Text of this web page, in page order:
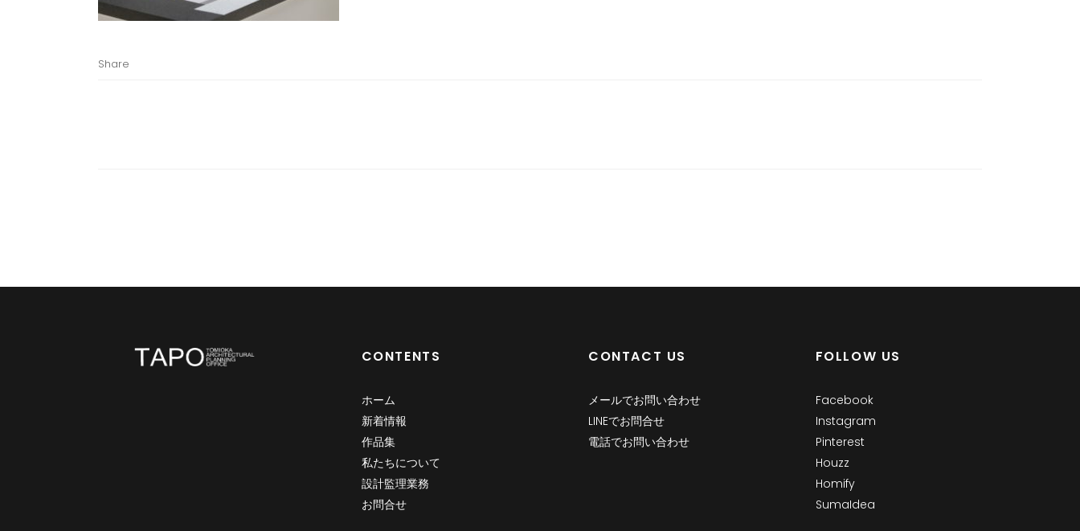
Share
CONTENTS
ホーム
新着情報
作品集
私たちについて
設計監理業務
お問合せ
CONTACT US
メールでお問い合わせ
LINEでお問合せ
電話でお問い合わせ
FOLLOW US
Facebook
Instagram
Pinterest
Houzz
Homify
SumaIdea